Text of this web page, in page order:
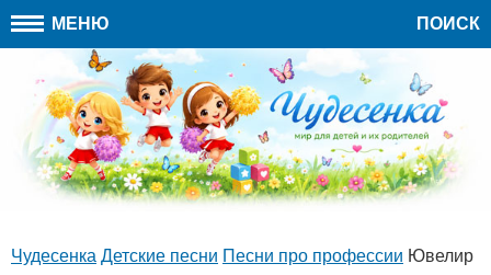
МЕНЮ ПОИСК
Чудесенка Детские песни Песни про профессии Ювелир